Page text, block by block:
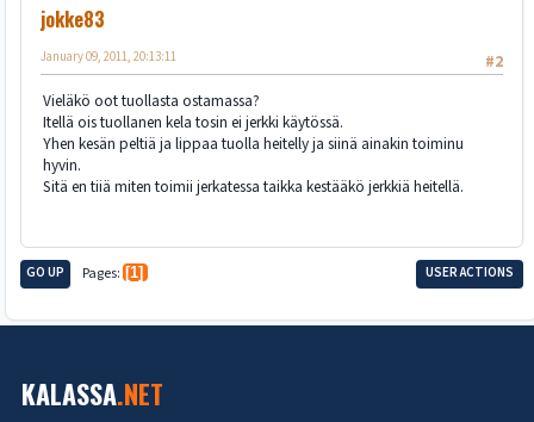
jokke83
#2
January 09, 2011, 20:13:11
Vieläkö oot tuollasta ostamassa?
Itellä ois tuollanen kela tosin ei jerkki käytössä.
Yhen kesän peltiä ja lippaa tuolla heitelly ja siinä ainakin toiminu
hyvin.
Sitä en tiiä miten toimii jerkatessa taikka kestääkö jerkkiä heitellä.
GO UP Pages 1 USER ACTIONS
KALASSA.NET